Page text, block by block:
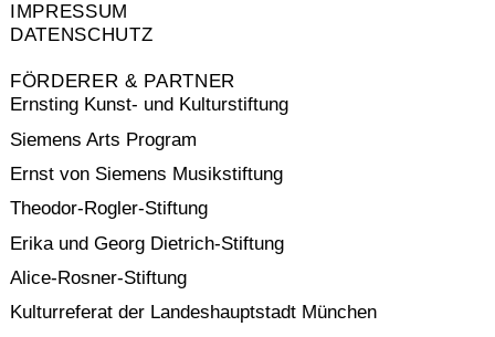
IMPRESSUM
DATENSCHUTZ
FÖRDERER & PARTNER
Ernsting Kunst- und Kulturstiftung
Siemens Arts Program
Ernst von Siemens Musikstiftung
Theodor-Rogler-Stiftung
Erika und Georg Dietrich-Stiftung
Alice-Rosner-Stiftung
Kulturreferat der Landeshauptstadt München